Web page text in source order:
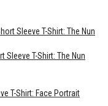
Sleeve T-Shirt: The Nun